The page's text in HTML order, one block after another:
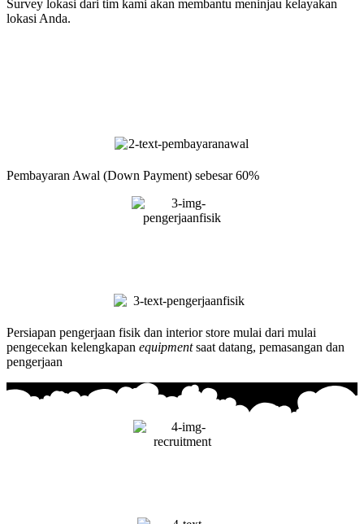
Survey lokasi dari tim kami akan membantu meninjau kelayakan
lokasi Anda.
Pembayaran Awal (Down Payment) sebesar 60%
Persiapan pengerjaan fisik dan interior store mulai dari mulai
pengecekan kelengkapan equipmentsaat datang, pemasangan dan
pengerjaan